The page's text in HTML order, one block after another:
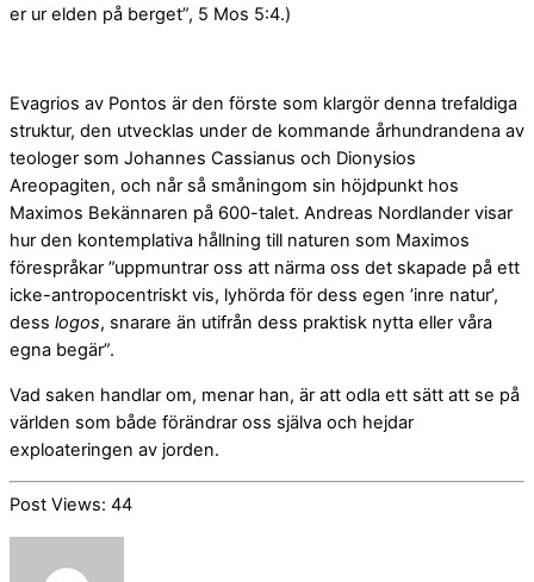
er ur elden på berget”, 5 Mos 5:4.)
Evagrios av Pontos är den förste som klargör denna trefaldiga
struktur, den utvecklas under de kommande århundrandena av
teologer som Johannes Cassianus och Dionysios
Areopagiten, och når så småningom sin höjdpunkt hos
Maximos Bekännaren på 600-talet. Andreas Nordlander visar
hur den kontemplativa hållning till naturen som Maximos
förespråkar ”uppmuntrar oss att närma oss det skapade på ett
icke-antropocentriskt vis, lyhörda för dess egen ’inre natur’,
dess logos, snarare än utifrån dess praktisk nytta eller våra
egna begär”.
Vad saken handlar om, menar han, är att odla ett sätt att se på
världen som både förändrar oss själva och hejdar
exploateringen av jorden.
Post Views: 44